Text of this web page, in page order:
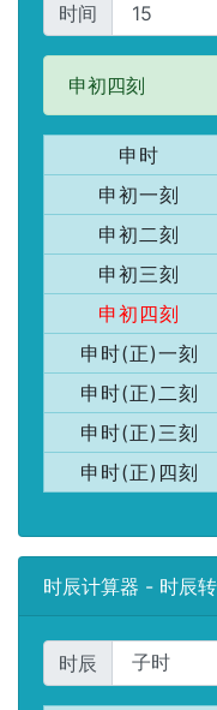
时间
申初四刻
申时
申初一刻
申初二刻
申初三刻
申初四刻
申时(正)一刻
申时(正)二刻
申时(正)三刻
申时(正)四刻
时辰计算器 - 时辰
时辰